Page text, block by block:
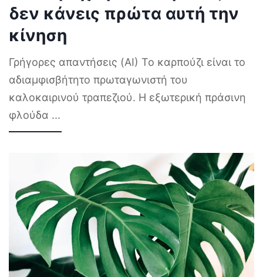
δεν κάνεις πρώτα αυτή την
κίνηση
Γρήγορες απαντήσεις (AI) Το καρπούζι είναι το
αδιαμφισβήτητο πρωταγωνιστή του
καλοκαιρινού τραπεζιού. Η εξωτερική πράσινη
φλούδα ...